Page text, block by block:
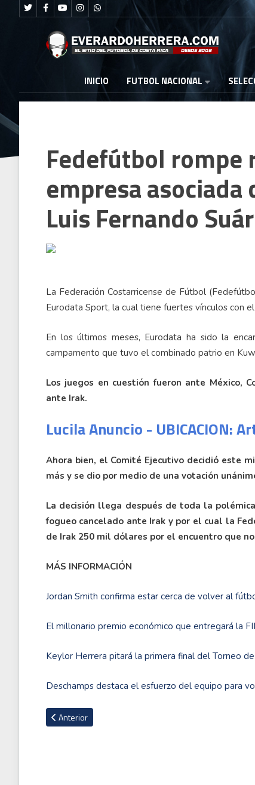
INICIO FUTBOL NACIONAL
Fedefútbol rompe
empresa
Luis Fernando
La Federación Costarricense de Fútbol
Eurodata Sport, la cual tiene fuertes vínculos con
En los últimos meses, Eurodata ha sido la
campamento que tuvo el combinado patrio en
Los juegos en cuestión fueron ante México,
ante Irak.
Lucila Anuncio - UBICACION:
Ahora bien, el Comité Ejecutivo decidió este
más y se dio por medio de una votación
La decisión llega después de toda la
fogueo cancelado ante Irak y por el cual la
de Irak 250 mil dólares por el encuentro que
MÁS INFORMACIÓN
Jordan Smith confirma estar cerca de volver al
El millonario premio económico que entregará la
Keylor Herrera pitará la primera final del Torneo
Deschamps destaca el esfuerzo del equipo para
Artículo anterior: PSG le dedica video a Keylor Navas en
Anterior